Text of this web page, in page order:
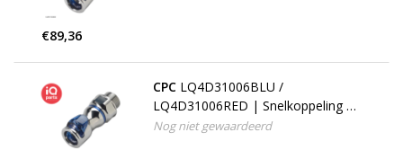
€89,36
CPC LQ4D31006BLU /
LQ4D31006RED | Snelkoppeling |
Verchroomd messing | 3/8" G
Nog niet gewaardeerd